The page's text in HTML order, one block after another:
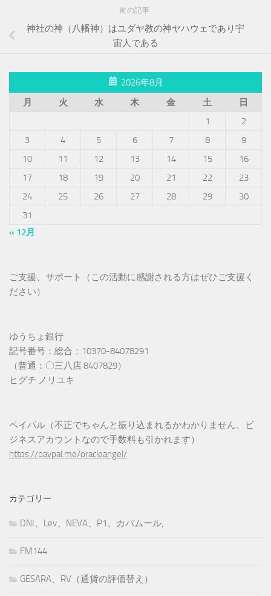
前の記事
神社の神（八幡神）はユダヤ教の神ヤハウェであり宇
宙人である
2026年8月
月
火 水 木 金 土
日
1
2
3
4 5 6 7 8
9
10
11 12 13 14 15
16
17
18 19 20 21 22
23
24
25 26 27 28 29
30
31
« 12月
ご支援、サポート（この活動に感謝される方はぜひご支援く
ださい）
ゆうちょ銀行
記号番号：総合：10370-84078291
（普通：〇三八店 8407829）
ヒグチ ノリユキ
ペイパル（不正でちゃんと振り込まれるかわかりません、ビ
ジネスアカウントなので手数料も引かれます）
https://paypal.me/oracleangel/
カテゴリー
DNI、Lev、NEVA、P1、カバムール,
FM144
GESARA、RV（通貨の評価替え）